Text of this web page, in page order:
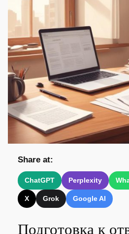
Share at:
ChatGPT Perplexity
X Grok Google AI
Подготовка к